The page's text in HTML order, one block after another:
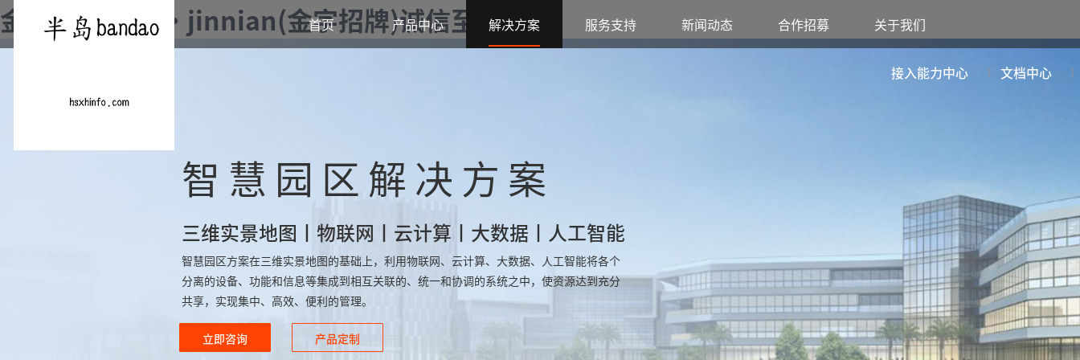
金年会|金年会·jinnian(金字招牌)诚信至上
首页 产品中心 解决方案 服务支持 新闻动态 合作招募 关于我们
接入能力中心 文档中心
智慧园区解决方案
三维实景地图丨物联网丨云计算丨大数据丨人工智能
智慧园区方案在三维实景地图的基础上，利用物联网、云计算、大数据、人工智能将各个
分离的设备、功能和信息等集成到相互关联的、统一和协调的系统之中，使资源达到充分
共享，实现集中、高效、便利的管理。
立即咨询 产品定制